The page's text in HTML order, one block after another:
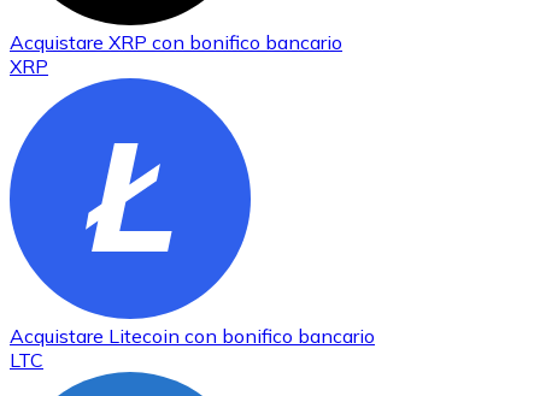
Acquistare XRP con bonifico bancario
XRP
Acquistare Litecoin con bonifico bancario
LTC